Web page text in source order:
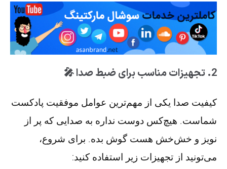
2. تجهیزات مناسب برای ضبط صدا 🎤
کیفیت صدا یکی از مهم‌ترین عوامل موفقیت پادکست
شماست. هیچ‌کس دوست نداره به صدایی که پر از
نویز و خش‌خش هست گوش بده. برای شروع،
می‌تونید از تجهیزات زیر استفاده کنید: